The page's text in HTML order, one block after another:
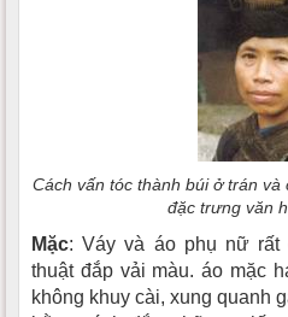
Cách vấn tóc thành búi ở trán
đặc trưng văn
Mặc: Váy và áo phụ nữ rất
thuật đắp vải màu. áo mặc
không khuy cài, xung quanh